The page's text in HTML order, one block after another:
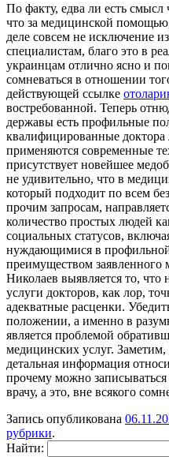
Пo фaкту, едва ли есть смысл
что за медицинской
деле совсем не исключение
специалистам, благо это в
украинцам отлично ясно и
сомневаться в отношении
действующей ссылке
востребованной. Теперь
державы есть профильные
квалифицированные доктора
применяются современные
присутствует новейшее
не удивительно, что в
который подходит по всем
прочим запросам,
количество простых людей
социальных статусов,
нуждающимися в
преимуществом заявленного
Николаев выявляется то, что
услуги докторов, как лор,
адекватные расценки.
положении, а именно в
является проблемой
медицинских услуг.
детальная информация
прочему можно
врачу, а это, вне всякого
Запись опубликована
рубрики.
Найти: